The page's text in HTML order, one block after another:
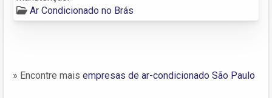
Ar Condicionado no Brás
» Encontre mais empresas de ar-condicionado São Paulo